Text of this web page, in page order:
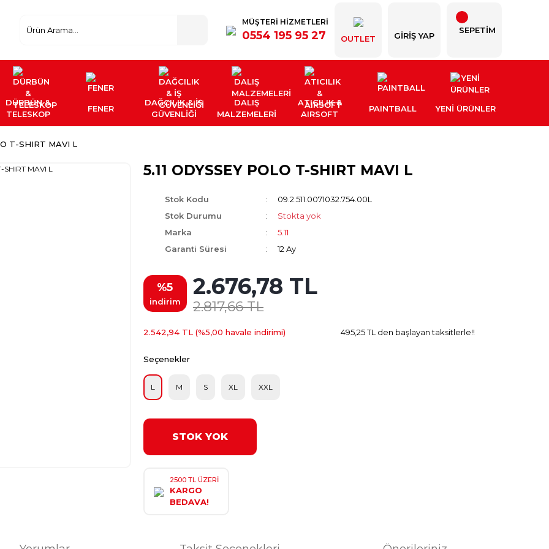
MÜŞTERİ HİZMETLERİ
0554 195 95 27 OUTLET GIRIŞ YAP
SEPETİM
DÜRBÜN &
TELESKOP
FENER
DAĞCILIK & İŞ
GÜVENLİĞİ
DALIŞ
MALZEMELERİ
ATICILIK &
AIRSOFT
PAINTBALL YENI ÜRÜNLER
T-SHIRT MAVI L
5.11 ODYSSEY POLO T-SHIRT MAVI L
Stok Kodu
09.2.511.0071032.754.00L
Stok Durumu
Stokta yok
Marka
5.11
Garanti Süresi
12 Ay
%5
indirim
2.676,78 TL
2.817,66 TL
2.542,94 TL (%5,00 havale indirimi) 495,25 TL den başlayan taksitlerle!!
Seçenekler
L M S XL XXL
STOK YOK
2500 TL ÜZERİ
KARGO
BEDAVA!